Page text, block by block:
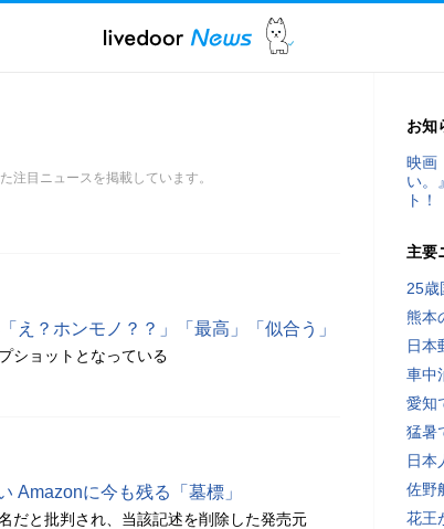
注目ニュースを掲載しています。
え？ホンモノ？？」「最高」「似合う」
ショットとなっている
Amazonに今も残る「墓標」
だと批判され、当該記述を削除した発売元
お知
映画
い。
ト！
主要
25歳
熊本
日本
車中
愛知
猛暑
日本
佐野
花王